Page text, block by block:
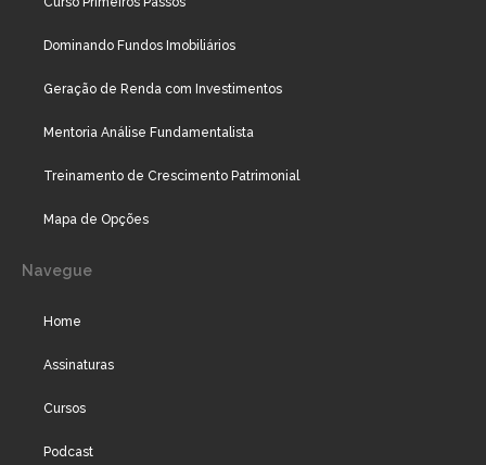
Dominando Fundos Imobiliários
Geração de Renda com Investimentos
Mentoria Análise Fundamentalista
Treinamento de Crescimento Patrimonial
Mapa de Opções
Navegue
Home
Assinaturas
Cursos
Podcast